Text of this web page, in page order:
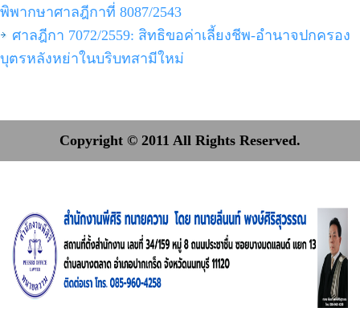
พิพากษาศาลฎีกาที่ 8087/2543
ศาลฎีกา 7072/2559: สิทธิขอค่าเลี้ยงชีพ-อำนาจปกครอง
บุตรหลังหย่าในบริบทสามีใหม่
Copyright © 2011 All Rights Reserved.